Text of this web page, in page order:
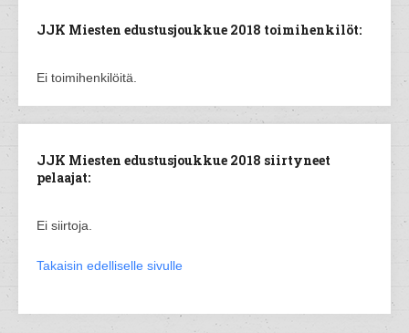
JJK Miesten edustusjoukkue 2018 toimihenkilöt:
Ei toimihenkilöitä.
JJK Miesten edustusjoukkue 2018 siirtyneet
pelaajat:
Ei siirtoja.
Takaisin edelliselle sivulle